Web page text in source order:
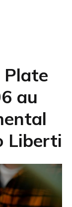
Plate
au
Liberti